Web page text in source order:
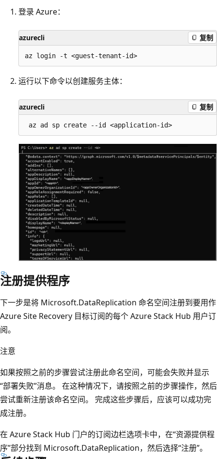
登录 Azure：
azurecli 复制
运行以下命令以创建服务主体：
azurecli 复制
注册提供程序
下一步是将 Microsoft.DataReplication 命名空间注册到要用作
Azure Site Recovery 目标订阅的每个 Azure Stack Hub 用户订
阅。
注意
如果按照之前的步骤尝试注册此命名空间，可能会失败并显示
“部署失败”消息。
在这种情况下，请按照之前的步骤操作，然后
尝试重新注册该命名空间。 完成这些步骤后，应该可以成功完
成注册。
在 Azure Stack Hub 门户的订阅边栏选项卡中，在“资源提供程
序”部分找到 Microsoft.DataReplication，然后选择“注册”。